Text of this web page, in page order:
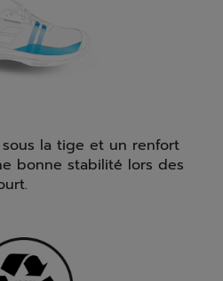
la tige et un renfort
bonne stabilité lors des